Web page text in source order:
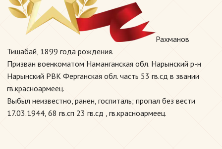
Рахманов
Тишабай, 1899 года рождения.
Призван военкоматом Наманганская обл. Нарынский р-н
Нарынский РВК Ферганская обл. часть 53 гв.сд в звании
гв.красноармеец.
Выбыл неизвестно, ранен, госпиталь; пропал без вести
17.03.1944, 68 гв.сп 23 гв.сд , гв.красноармеец.